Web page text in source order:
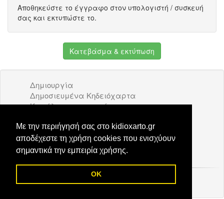
Με την περιήγησή σας στο kidioxarto.gr
αποδέχεστε τη χρήση cookies που ενισχύουν
σημαντικά την εμπειρία χρήσης.
OK
Αποθηκεύστε το έγγραφο στον υπολογιστή / συσκευή
σας και εκτυπώστε το.
Κατεβάσμα & εκτύπωση
Δημιουργία
Δημοσιευμένα Κηδειόχαρτα
Κατάλογος επιχειρήσεων
Διαφήμιση
Επικοινωνία
© 2026 Kidioxarto.gr /Επικοινωνία